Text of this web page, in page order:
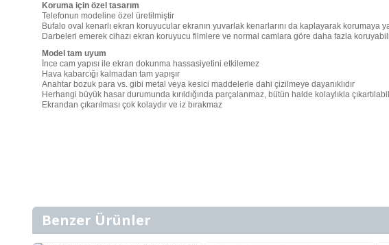
Koruma için özel tasarım
Telefonun modeline özel üretilmiştir
Bufalo oval kenarlı ekran koruyucular ekranın yuvarlak kenarlarını da kaplayarak korumaya
Darbeleri emerek cihazı ekran koruyucu filmlere ve normal camlara göre daha fazla
Model tam uyum
İnce cam yapısı ile ekran dokunma hassasiyetini etkilemez
Hava kabarcığı kalmadan tam yapışır
Anahtar bozuk para vs. gibi metal veya kesici maddelerle dahi çizilmeye dayanıklıdır
Herhangi büyük hasar durumunda kırıldığında parçalanmaz, bütün halde kolaylıkla
Ekrandan çıkarılması çok kolaydır ve iz bırakmaz
Benzer Ürünler